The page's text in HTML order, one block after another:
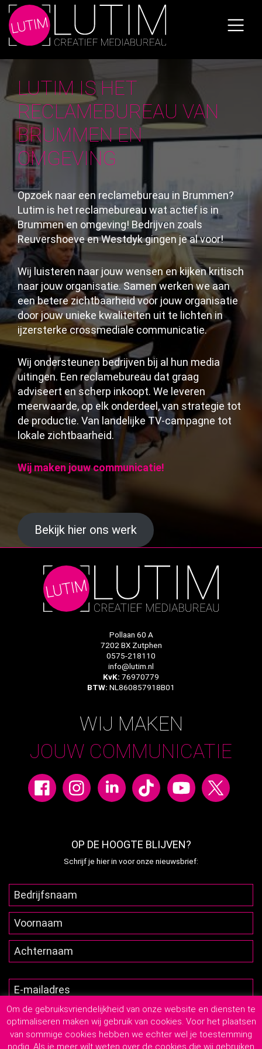
Skip
to
the
LUTIM IS HET
RECLAMEBUREAU VAN
BRUMMEN EN
OMGEVING
Opzoek naar een reclamebureau in Brummen?
Lutim is het reclamebureau wat actief is in
Brummen en omgeving! Bedrijven zoals
ReuvershoeveenWestdykgingen je al voor!
Wij luisteren naar jouw wensen en kijken kritisch
naar jouw organisatie. Samen werken we aan
een betere zichtbaarheid voor jouw organisatie
door jouw unieke kwaliteiten uit te lichten in
ijzersterke crossmediale communicatie.
Wij ondersteunen bedrijven bij al hun media
uitingen. Een reclamebureau dat graag
adviseert en scherp inkoopt. We leveren
meerwaarde, op elk onderdeel, van strategie tot
de productie. Van landelijke TV-campagne tot
lokale zichtbaarheid.
Wij maken jouw communicatie!
Bekijk hier ons werk
Pollaan 60 A
7202 BX Zutphen
0575-218110
info@lutim.nl
KvK: 76970779
BTW: NL860857918B01
WIJ MAKEN
JOUW COMMUNICATIE
OP DE HOOGTE BLIJVEN?
Schrijf je hier in voor onze nieuwsbrief:
Om de gebruiksvriendelijkheid van onze website en diensten te
optimaliseren maken wij gebruik van cookies. Voor het plaatsen
van sommige cookies hebben we echter wel je toestemming